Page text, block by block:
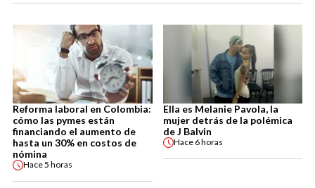
Reforma laboral en Colombia:
cómo las pymes están
financiando el aumento de
hasta un 30% en costos de
nómina
Hace5 horas
Ella es Melanie Pavola, la
mujer detrás de la polémica
de J Balvin
Hace 6 horas